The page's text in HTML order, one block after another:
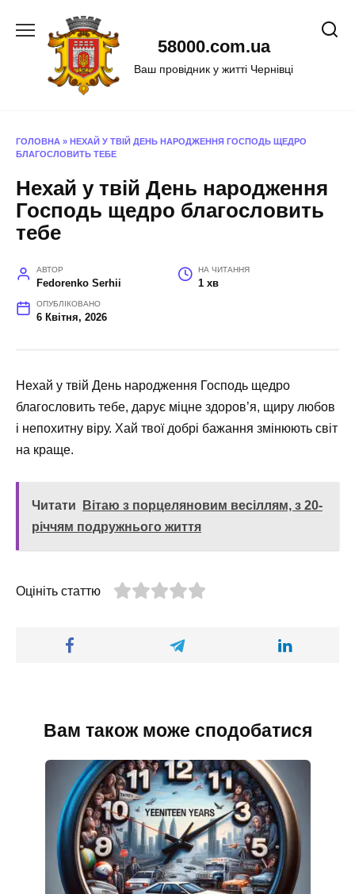
58000.com.ua
Ваш провідник у житті Чернівці
ГОЛОВНА » НЕХАЙ У ТВІЙ ДЕНЬ НАРОДЖЕННЯ ГОСПОДЬ ЩЕДРО
БЛАГОСЛОВИТЬ ТЕБЕ
Нехай у твій День народження
Господь щедро благословить
тебе
АВТОР
Fedorenko Serhii
НА ЧИТАННЯ
1 хв
ОПУБЛІКОВАНО
6 Квітня, 2026
Нехай у твій День народження Господь щедро
благословить тебе, дарує міцне здоров’я, щиру любов
і непохитну віру. Хай твої добрі бажання змінюють світ
на краще.
Читати
Вітаю з порцеляновим весіллям, з 20-
річчям подружнього життя
Оцініть статтю
Вам також може сподобатися